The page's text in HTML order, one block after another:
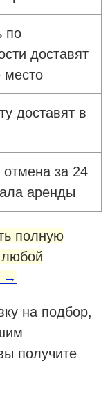
по
доставят
место
доставят в
за 24
аренды
полную
любой
→
на подбор,
получите